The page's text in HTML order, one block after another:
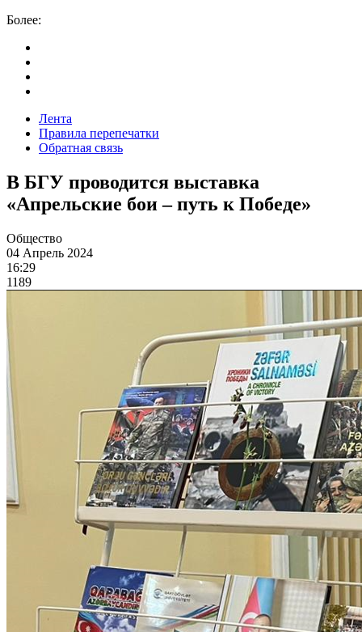
Более:
Лента
Правила перепечатки
Обратная связь
В БГУ проводится выставка
«Апрельские бои – путь к Победе»
Общество
04 Апрель 2024
16:29
1189